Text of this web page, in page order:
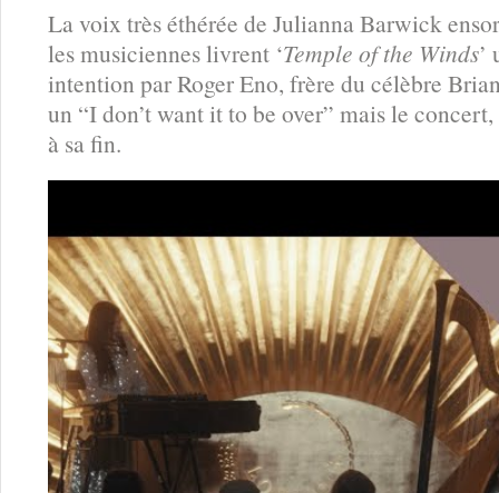
La voix très éthérée de Julianna Barwick
les musiciennes livrent ‘Temple of the Winds’
intention par Roger Eno, frère du célèbre
un “I don’t want it to be over” mais le
à sa fin.